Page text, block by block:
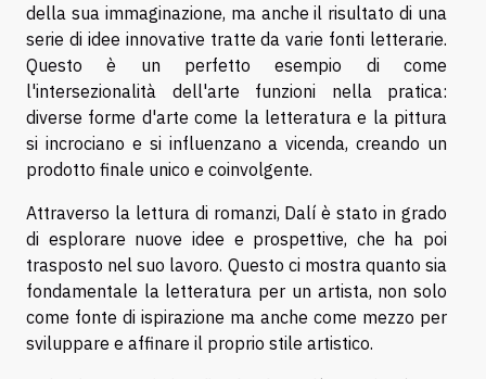
della sua immaginazione, ma anche il risultato di una
serie di idee innovative tratte da varie fonti letterarie.
Questo è un perfetto esempio di come
l'intersezionalità dell'arte funzioni nella pratica:
diverse forme d'arte come la letteratura e la pittura
si incrociano e si influenzano a vicenda, creando un
prodotto finale unico e coinvolgente.
Attraverso la lettura di romanzi, Dalí è stato in grado
di esplorare nuove idee e prospettive, che ha poi
trasposto nel suo lavoro. Questo ci mostra quanto sia
fondamentale la letteratura per un artista, non solo
come fonte di ispirazione ma anche come mezzo per
sviluppare e affinare il proprio stile artistico.